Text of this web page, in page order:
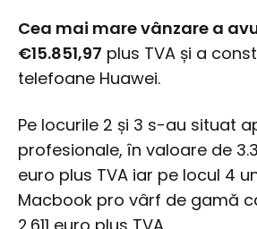
Cea mai mare vânzare a
€15.851,97 plus TVA și a
telefoane Huawei.
Pe locurile 2 și 3 s-au situat
profesionale, în valoare de
euro plus TVA iar pe locul 4
Macbook pro vârf de gamă
2.611 euro plus TVA.